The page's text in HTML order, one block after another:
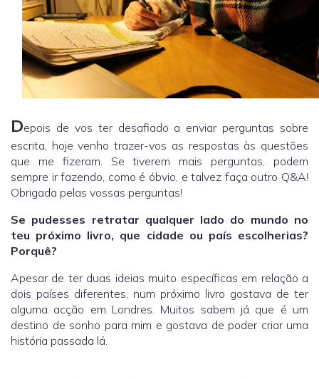
Depois de vos ter desafiado a enviar perguntas sobre
escrita, hoje venho trazer-vos as respostas às questões
que me fizeram. Se tiverem mais perguntas, podem
sempre ir fazendo, como é óbvio, e talvez faça outro Q&A!
Obrigada pelas vossas perguntas!
Se pudesses retratar qualquer lado do mundo no
teu próximo livro, que cidade ou país escolherias?
Porquê?
Apesar de ter duas ideias muito específicas em relação a
dois países diferentes, num próximo livro gostava de ter
alguma acção em Londres. Muitos sabem já que é um
destino de sonho para mim e gostava de poder criar uma
história passada lá.